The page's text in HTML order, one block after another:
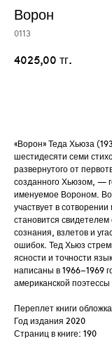
Ворон
0113
4025,00 тг.
«Ворон» Теда Хьюза
шестидесяти семи
развернутого от
созданного Хьюзом, —
именуемое Вороном.
участвует в
становится
сознания, взлетов и
ошибок. Тед Хьюз
ясности и точности
написаны в 1966–1969
американской
Переплет книги
Год издания 2020
Страниц в книге: 190